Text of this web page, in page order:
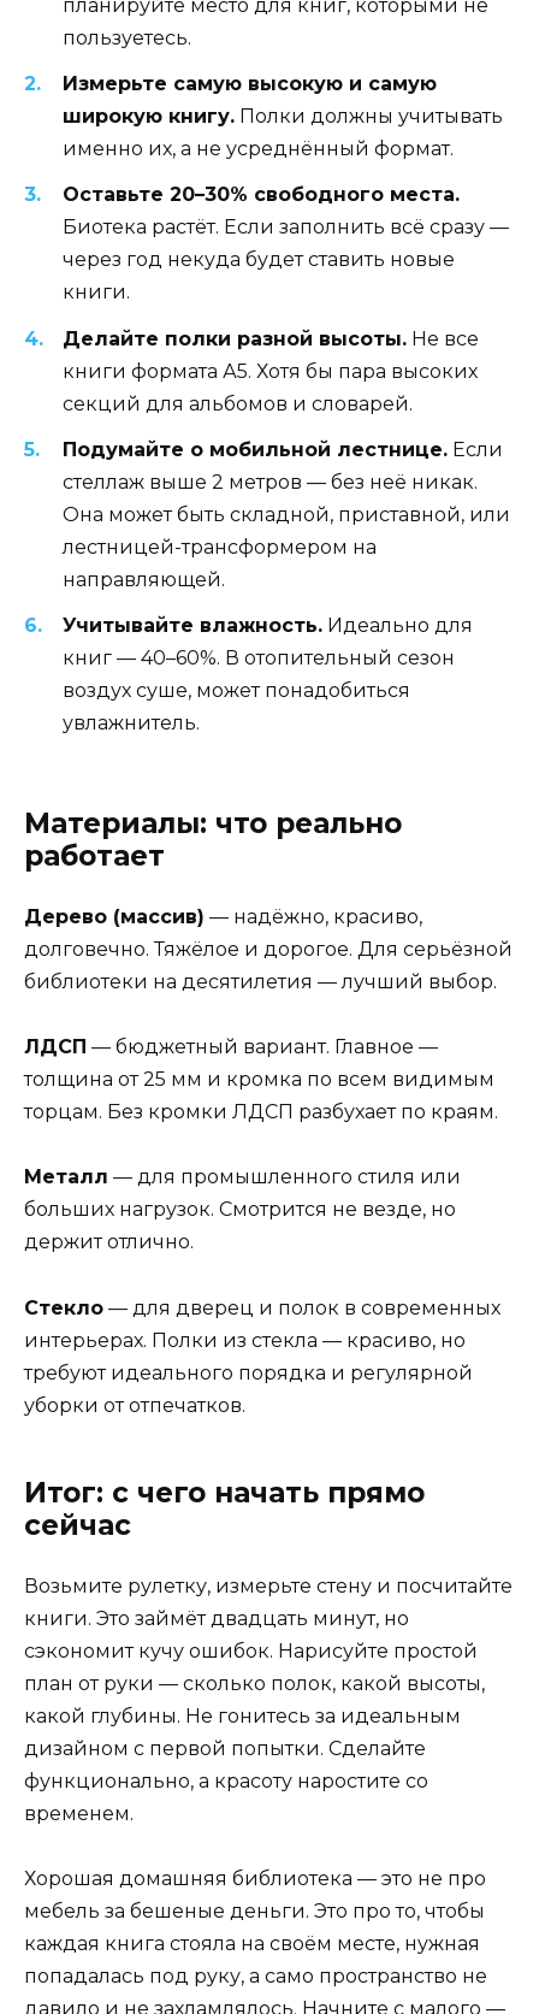
планируйте место для книг, которыми не
пользуетесь.
Измерьте самую высокую и самую
широкую книгу. Полки должны учитывать
именно их, а не усреднённый формат.
Оставьте 20–30% свободного места.
Биотека растёт. Если заполнить всё сразу —
через год некуда будет ставить новые
книги.
Делайте полки разной высоты. Не все
книги формата А5. Хотя бы пара высоких
секций для альбомов и словарей.
Подумайте о мобильной лестнице. Если
стеллаж выше 2 метров — без неё никак.
Она может быть складной, приставной, или
лестницей-трансформером на
направляющей.
Учитывайте влажность. Идеально для
книг — 40–60%. В отопительный сезон
воздух суше, может понадобиться
увлажнитель.
Материалы: что реально
работает
Дерево (массив) — надёжно, красиво,
долговечно. Тяжёлое и дорогое. Для серьёзной
библиотеки на десятилетия — лучший выбор.
ЛДСП — бюджетный вариант. Главное —
толщина от 25 мм и кромка по всем видимым
торцам. Без кромки ЛДСП разбухает по краям.
Металл — для промышленного стиля или
больших нагрузок. Смотрится не везде, но
держит отлично.
Стекло — для дверец и полок в современных
интерьерах. Полки из стекла — красиво, но
требуют идеального порядка и регулярной
уборки от отпечатков.
Итог: с чего начать прямо
сейчас
Возьмите рулетку, измерьте стену и посчитайте
книги. Это займёт двадцать минут, но
сэкономит кучу ошибок. Нарисуйте простой
план от руки — сколько полок, какой высоты,
какой глубины. Не гонитесь за идеальным
дизайном с первой попытки. Сделайте
функционально, а красоту наростите со
временем.
Хорошая домашняя библиотека — это не про
мебель за бешеные деньги. Это про то, чтобы
каждая книга стояла на своём месте, нужная
попадалась под руку, а само пространство не
давило и не захламлялось. Начните с малого —